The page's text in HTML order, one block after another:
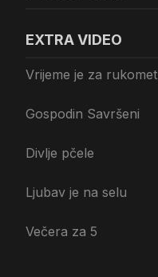
EXTRA VIDEO
Vrijeme je za rukomet
Gospodin Savršeni
Divlje pčele
Ljubav je na selu
Večera za 5